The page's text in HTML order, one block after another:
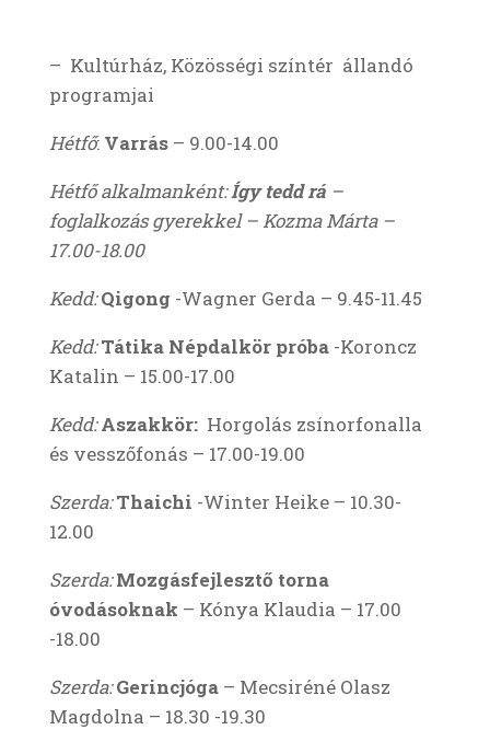
– Kultúrház, Közösségi színtér állandó
programjai
Hétfő: Varrás – 9.00-14.00
Hétfő alkalmanként:Így tedd rá –
foglalkozás gyerekkel – Kozma Márta –
17.00-18.00
Kedd: Qigong -Wagner Gerda – 9.45-11.45
Kedd: Tátika Népdalkör próba-Koroncz
Katalin – 15.00-17.00
Kedd: Aszakkör: Horgolás zsínorfonalla
és vesszőfonás – 17.00-19.00
Szerda: Thaichi -Winter Heike – 10.30-
12.00
Szerda: Mozgásfejlesztő torna
óvodásoknak – Kónya Klaudia – 17.00
-18.00
Szerda: Gerincjóga– Mecsiréné Olasz
Magdolna – 18.30 -19.30